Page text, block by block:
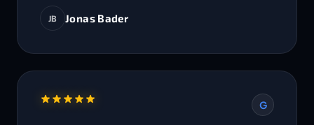
JB Jonas Bader
G